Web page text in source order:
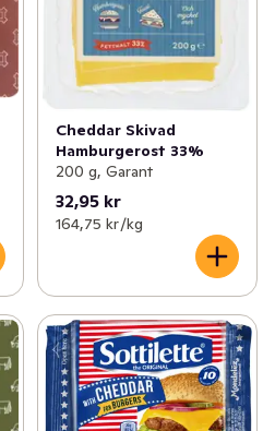
Cheddar Skivad
Hamburgerost 33%
200 g, Garant
32,95 kr
164,75 kr /kg